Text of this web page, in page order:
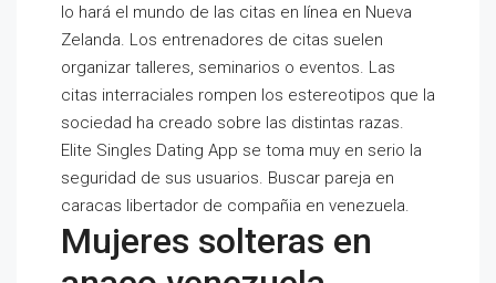
lo hará el mundo de las citas en línea en Nueva
Zelanda. Los entrenadores de citas suelen
organizar talleres, seminarios o eventos. Las
citas interraciales rompen los estereotipos que la
sociedad ha creado sobre las distintas razas.
Elite Singles Dating App se toma muy en serio la
seguridad de sus usuarios. Buscar pareja en
caracas libertador de compañia en venezuela.
Mujeres solteras en